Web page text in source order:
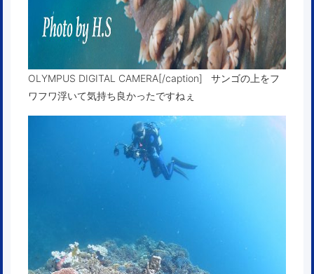
OLYMPUS DIGITAL CAMERA[/caption] サンゴの上をフ
ワフワ浮いて気持ち良かったですねぇ